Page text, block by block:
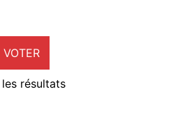
VOTER
résultats